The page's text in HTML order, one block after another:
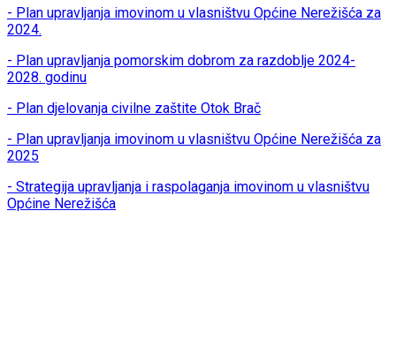
- Plan upravljanja imovinom u vlasništvu Općine Nerežišća za
2024.
- Plan upravljanja pomorskim dobrom za razdoblje 2024-
2028. godinu
- Plan djelovanja civilne zaštite Otok Brač
- Plan upravljanja imovinom u vlasništvu Općine Nerežišća za
2025
- Strategija upravljanja i raspolaganja imovinom u vlasništvu
Općine Nerežišća